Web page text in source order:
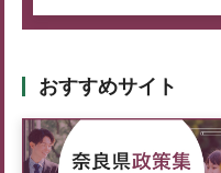
おすすめサイト